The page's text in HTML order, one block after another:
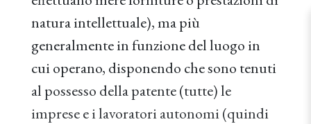
natura intellettuale), ma più
generalmente in funzione del luogo in
cui operano, disponendo che sono tenuti
al possesso della patente (tutte) le
imprese e i lavoratori autonomi (quindi